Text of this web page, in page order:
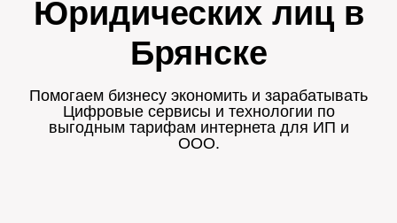
Юридических лиц в
Брянске
Помогаем бизнесу экономить и зарабатывать
Цифровые сервисы и технологии по
выгодным тарифам интернета для ИП и
ООО.